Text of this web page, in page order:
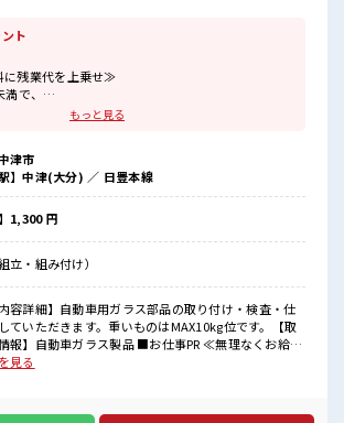
ト
残業代を上乗せ≫
で、
なければ基本的に自由！
と毎日の服選びに悩まずOK♪
カンゲイ≫
ンジするのは不安だけど、
整っています！
・ステップUP目指していきましょう！
せる≫
のお仕事です！
髪色・髪型は自由！
事にできます♪
ンチ♪
もっと見る
津市
駅】中津(大分) ／ 日豊本線
1,300 円
立・組み付け）
内容詳細】自動車用ガラス部品の取り付け・検査・仕
ていただきます。重いものはMAX10kg位です。【取
動車ガラス製品 ■お仕事PR ≪無理なくお給料
を上乗せ≫ 残業は月20時間未満で、 ほどよく稼げま
≪未経験の方も大カンゲイ≫ 新しいことにチャレ
見る